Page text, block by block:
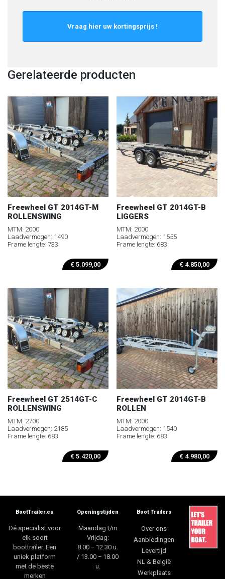
Gerelateerde producten
Freewheel GT 2014GT-M
ROLLENSWING
MTM: 2000
Laadvermogen: 1490
Frame lengte: 733
€ 5.099,00
Freewheel GT 2014GT-B
LIGGERS
MTM: 2000
Laadvermogen: 1555
Frame lengte: 683
€ 4.850,00
Freewheel GT 2514GT-C
ROLLENSWING
MTM: 2700
Laadvermogen: 2185
Frame lengte: 683
€ 5.420,00
Freewheel GT 2014GT-B
ROLLEN
MTM: 2000
Laadvermogen: 1540
Frame lengte: 683
€ 4.980,00
BootTrailer.eu
Dé specialist voor
elk soort
boottrailer. Een
uniek platform
met de beste
merken
Openingstijden
Maandag t/m
Vrijdag:
8.00 − 12.30 u.
/ 13.00 − 18.00
u.
Boot Trailers
Over ons
Aanbiedingen
Levertijd
NL & België
Werkplaats